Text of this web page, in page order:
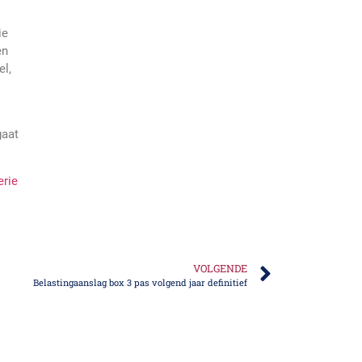
VOLGENDE
Belastingaanslag box 3 pas volgend jaar definitief